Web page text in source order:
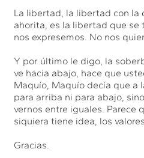
La libertad, la libertad con la
ahorita, es la libertad que se
nos expresemos. No nos
Y por último le digo, la
ve hacia abajo, hace que
Maquío, Maquío decía que a
para arriba ni para abajo,
vernos entre iguales. Parece
siquiera tiene idea, los
Gracias.